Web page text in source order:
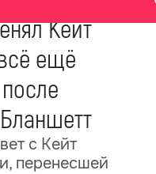
Кейт
ещё
с Кейт
перенесшей